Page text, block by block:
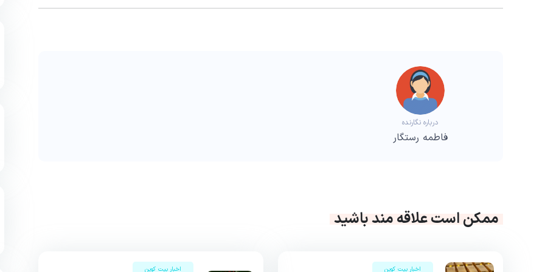
درباره نگارنده
فاطمه رستگار
ممکن است علاقه مند باشید
اخبار بیت کوین اخبار بیت کوین